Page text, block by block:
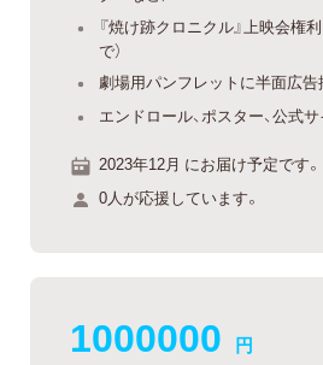
『焼け跡クロニクル』上映会権
で）
劇場用パンフレットに半面広告
エンドロール、ポスター、公式
2023年12月 にお届け予定です。
0人が応援しています。
1000000 円